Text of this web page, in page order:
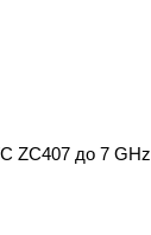
ZC407 до 7 GHz